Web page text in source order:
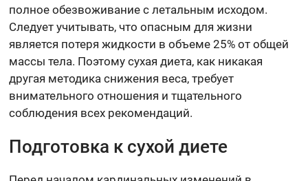
полное обезвоживание с летальным исходом.
Следует учитывать, что опасным для жизни
является потеря жидкости в объеме 25% от общей
массы тела. Поэтому сухая диета, как никакая
другая методика снижения веса, требует
внимательного отношения и тщательного
соблюдения всех рекомендаций.
Подготовка к сухой диете